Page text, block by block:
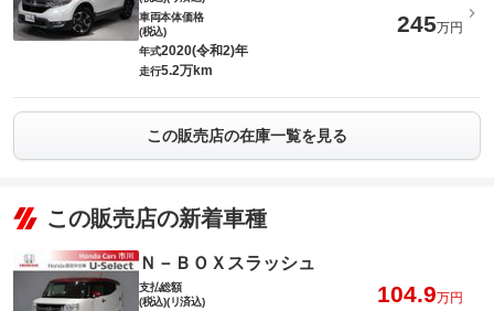
車両本体価格
(税込)
245万円
年式2020(令和2)年
走行5.2万km
この販売店の在庫一覧を見る
この販売店の新着車種
Ｎ－ＢＯＸスラッシュ
支払総額
(税込)(リ済込)
104.9万円